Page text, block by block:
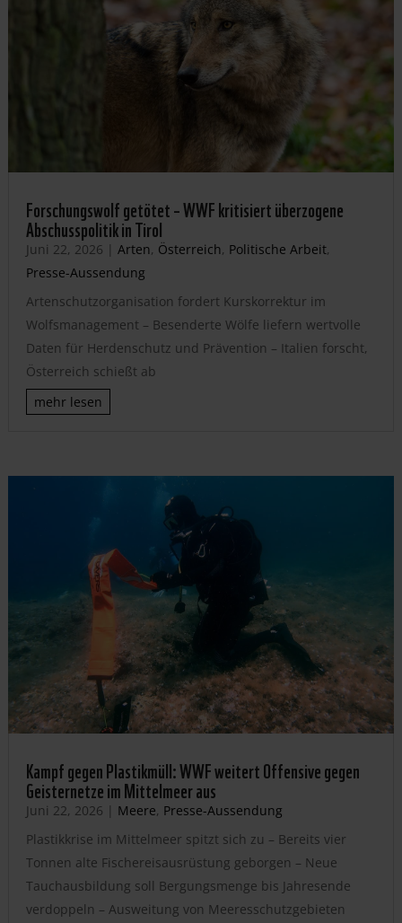
Forschungswolf getötet – WWF kritisiert überzogene
Abschusspolitik in Tirol
Juni 22, 2026 | Arten, Österreich, Politische Arbeit,
Presse-Aussendung
Artenschutzorganisation fordert Kurskorrektur im
Wolfsmanagement – Besenderte Wölfe liefern wertvolle
Daten für Herdenschutz und Prävention – Italien forscht,
Österreich schießt ab
mehr lesen
Kampf gegen Plastikmüll: WWF weitert Offensive gegen
Geisternetze im Mittelmeer aus
Juni 22, 2026 | Meere, Presse-Aussendung
Plastikkrise im Mittelmeer spitzt sich zu – Bereits vier
Tonnen alte Fischereisausrüstung geborgen – Neue
Tauchausbildung soll Bergungsmenge bis Jahresende
verdoppeln – Ausweitung von Meeresschutzgebieten